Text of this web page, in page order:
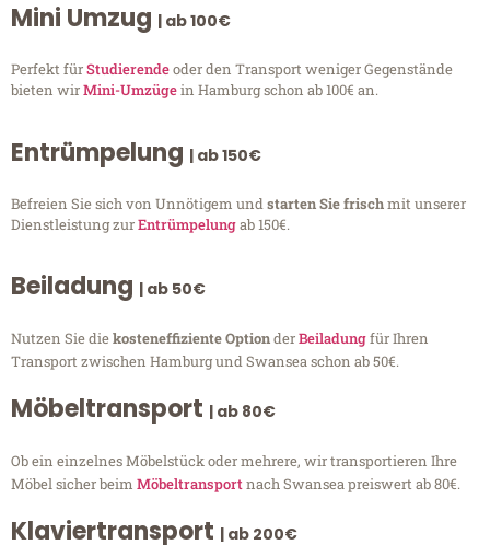
Mini Umzug | ab 100€
Perfekt fürStudierendeoder den Transport weniger Gegenstände
bieten wirMini-Umzügein Hamburg schon ab 100€ an.
Entrümpelung | ab 150€
Befreien Sie sich von Unnötigem undstarten Sie frischmit unserer
Dienstleistung zurEntrümpelungab 150€.
Beiladung | ab 50€
Nutzen Sie diekosteneffiziente OptionderBeiladungfür Ihren
Transport zwischen Hamburg und Swansea schon ab 50€.
Möbeltransport | ab 80€
Ob ein einzelnes Möbelstück oder mehrere, wir transportieren Ihre
Möbel sicher beim Möbeltransportnach Swansea preiswert ab 80€.
Klaviertransport | ab 200€